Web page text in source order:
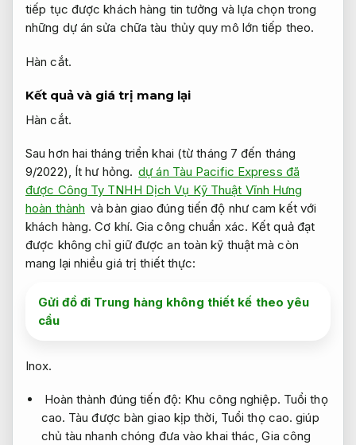
tiếp tục được khách hàng tin tưởng và lựa chọn trong
những dự án sửa chữa tàu thủy quy mô lớn tiếp theo.
Hàn cắt.
Kết quả và giá trị mang lại
Hàn cắt.
Sau hơn hai tháng triển khai (từ tháng 7 đến tháng
9/2022), Ít hư hỏng. dự án Tàu Pacific Express đã
được Công Ty TNHH Dịch Vụ Kỹ Thuật Vĩnh Hưng
hoàn thành và bàn giao đúng tiến độ như cam kết với
khách hàng.Cơ khí. Gia công chuẩn xác. Kết quả đạt
được không chỉ giữ được an toàn kỹ thuật mà còn
mang lại nhiều giá trị thiết thực:
Gửi đồ đi Trung hàng không thiết kế theo yêu
cầu
Inox.
Hoàn thành đúng tiến độ: Khu công nghiệp. Tuổi thọ
cao. Tàu được bàn giao kịp thời, Tuổi thọ cao. giúp
chủ tàu nhanh chóng đưa vào khai thác,Gia công